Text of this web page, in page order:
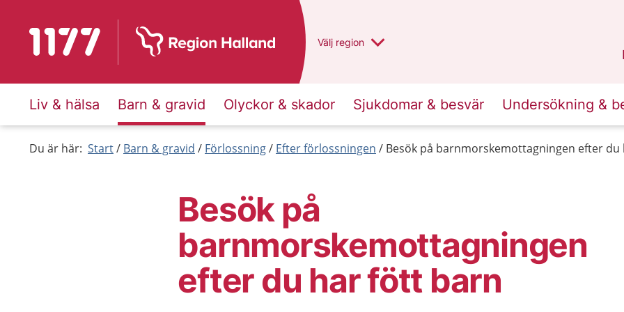
Till startsidan för 1177 Du har valt region
Välj en annan
region
Liv & hälsa Barn & gravid Olyckor & skador Sjukdomar & besvär Undersökning &
Du är här: Start Barn & gravid Förlossning Efter förlossningen Besök på barnmorskemottagningen efter
Besök på
barnmorskemottagningen
efter du har fött barn